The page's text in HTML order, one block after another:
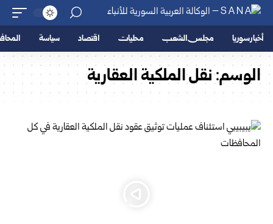
أخبار سوريا مجلس الشعب محليات اقتصاد سياسة
الوسم:نقل الملكية العقارية